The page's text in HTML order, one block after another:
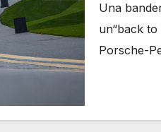
Una
un“back to
Porsche-